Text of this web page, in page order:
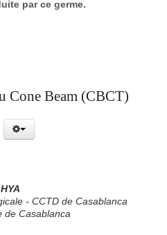
par ce germe.
Cone Beam (CBCT)
- CCTD de Casablanca
de Casablanca